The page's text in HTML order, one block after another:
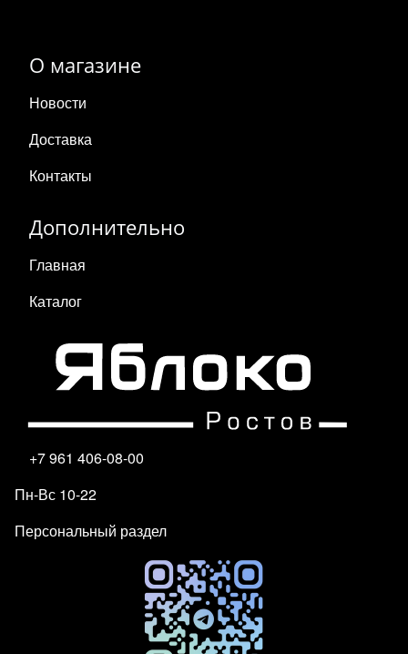
О магазине
Новости
Доставка
Контакты
Дополнительно
Главная
Каталог
+7 961 406-08-00
Пн-Вс 10-22
Персональный раздел